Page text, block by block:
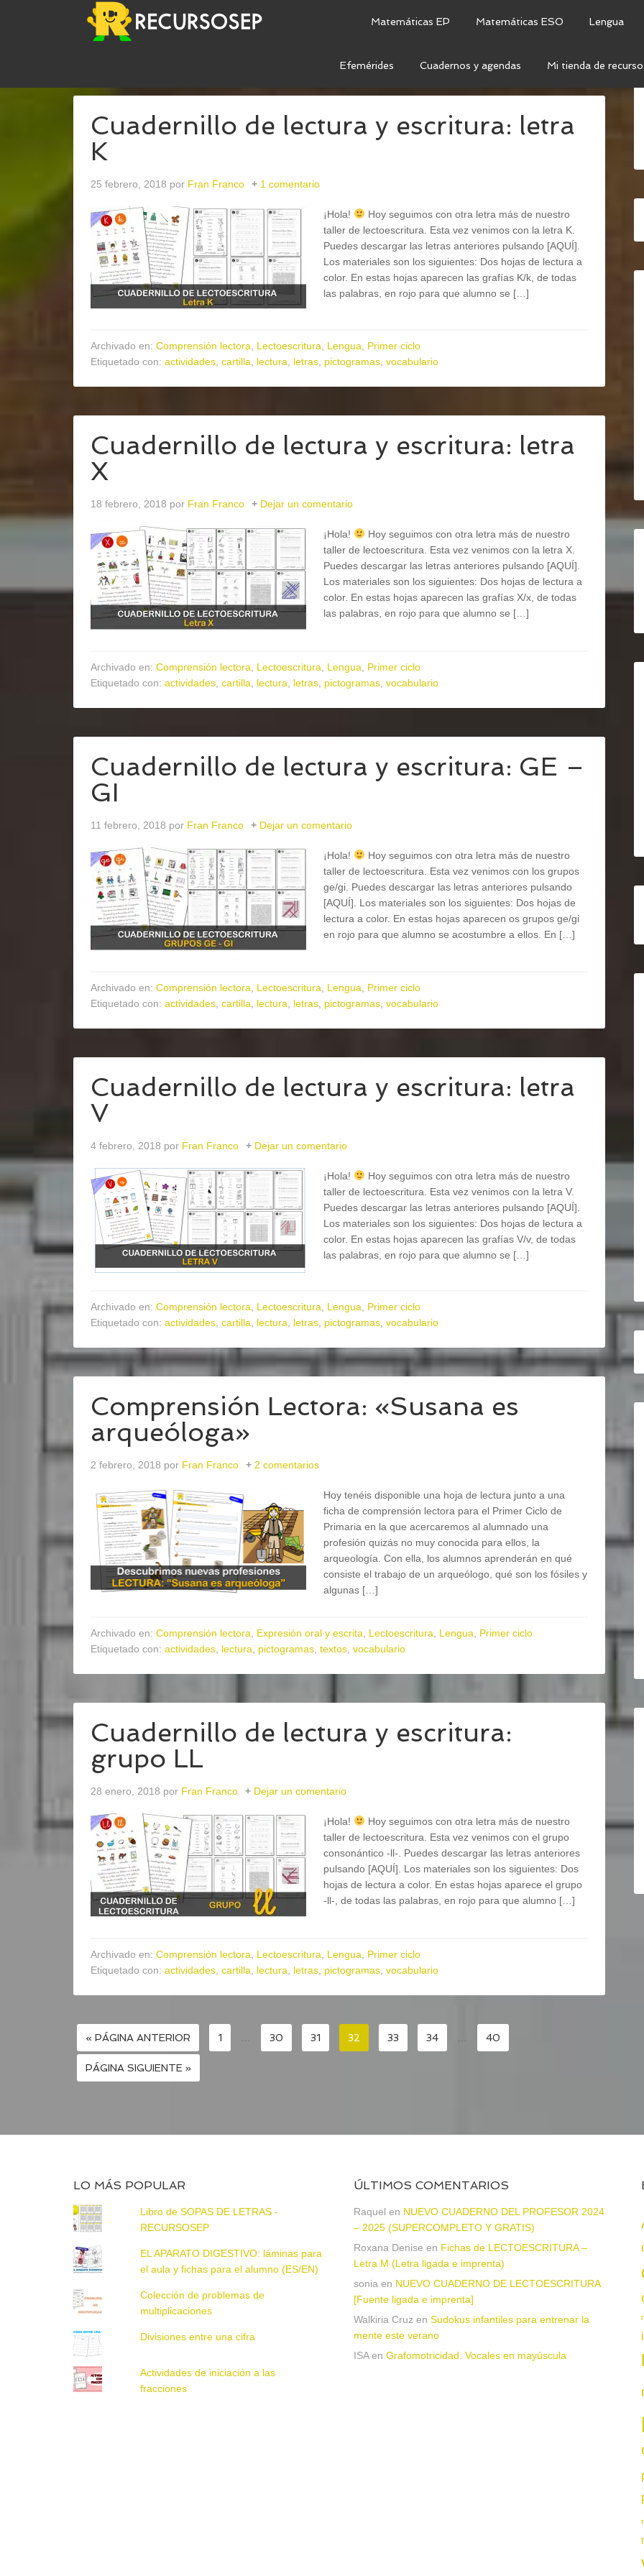
Matemáticas EP Matemáticas ESO Lengua
Efemérides Cuadernos y agendas Mi tienda de
COMPRENSIÓN LECTORA
Cuadernillo de lectura y escritura: letra
K
25 febrero, 2018 por Fran Franco 1 comentario
¡Hola!
Hoy seguimos con otra letra más de nuestro
taller de lectoescritura. Esta vez venimos con la letra K.
Puedes descargar las letras anteriores pulsando [AQUÍ].
Los materiales son los siguientes: Dos hojas de lectura a
color. En estas hojas aparecen las grafías K/k, de todas
las palabras, en rojo para que alumno se […]
Archivado en: Comprensión lectora Lectoescritura Lengua
Primer ciclo
Etiquetado con: actividades cartilla lectura letras pictogramas vocabulario
Cuadernillo de lectura y escritura: letra
X
18 febrero, 2018 por Fran Franco Dejar un comentario
¡Hola!
Hoy seguimos con otra letra más de nuestro
taller de lectoescritura. Esta vez venimos con la letra X.
Puedes descargar las letras anteriores pulsando [AQUÍ].
Los materiales son los siguientes: Dos hojas de lectura a
color. En estas hojas aparecen las grafías X/x, de todas
las palabras, en rojo para que alumno se […]
Archivado en: Comprensión lectora Lectoescritura Lengua
Primer ciclo
Etiquetado con: actividades cartilla lectura letras pictogramas vocabulario
Cuadernillo de lectura y escritura: GE –
GI
11 febrero, 2018 por Fran Franco Dejar un comentario
¡Hola!
Hoy seguimos con otra letra más de nuestro
taller de lectoescritura. Esta vez venimos con los grupos
ge/gi. Puedes descargar las letras anteriores pulsando
[AQUÍ]. Los materiales son los siguientes: Dos hojas de
lectura a color. En estas hojas aparecen os grupos ge/gi
en rojo para que alumno se acostumbre a ellos. En […]
Archivado en: Comprensión lectora Lectoescritura Lengua
Primer ciclo
Etiquetado con: actividades cartilla lectura letras pictogramas vocabulario
Cuadernillo de lectura y escritura: letra
V
4 febrero, 2018 por Fran Franco Dejar un comentario
¡Hola!
Hoy seguimos con otra letra más de nuestro
taller de lectoescritura. Esta vez venimos con la letra V.
Puedes descargar las letras anteriores pulsando [AQUÍ].
Los materiales son los siguientes: Dos hojas de lectura a
color. En estas hojas aparecen las grafías V/v, de todas
las palabras, en rojo para que alumno se […]
Archivado en: Comprensión lectora Lectoescritura Lengua
Primer ciclo
Etiquetado con: actividades cartilla lectura letras pictogramas vocabulario
Comprensión Lectora: «Susana es
arqueóloga»
2 febrero, 2018 por Fran Franco 2 comentarios
Hoy tenéis disponible una hoja de lectura junto a una
ficha de comprensión lectora para el Primer Ciclo de
Primaria en la que acercaremos al alumnado una
profesión quizás no muy conocida para ellos, la
arqueología. Con ella, los alumnos aprenderán en qué
consiste el trabajo de un arqueólogo, qué son los fósiles y
algunas […]
Archivado en: Comprensión lectora Expresión oral y escrita Lectoescritura Lengua
Primer ciclo
Etiquetado con: actividades lectura pictogramas textos vocabulario
Cuadernillo de lectura y escritura:
grupo LL
28 enero, 2018 por Fran Franco Dejar un comentario
¡Hola!
Hoy seguimos con otra letra más de nuestro
taller de lectoescritura. Esta vez venimos con el grupo
consonántico -ll-. Puedes descargar las letras anteriores
pulsando [AQUÍ]. Los materiales son los siguientes: Dos
hojas de lectura a color. En estas hojas aparece el grupo
-ll-, de todas las palabras, en rojo para que alumno […]
Archivado en: Comprensión lectora Lectoescritura Lengua
Primer ciclo
Etiquetado con: actividades cartilla lectura letras pictogramas vocabulario
« PÁGINA ANTERIOR 1 30 31 32 33 34 40
PÁGINA SIGUIENTE »
LO MÁS POPULAR
Libro de SOPAS DE LETRAS -
RECURSOSEP
EL APARATO DIGESTIVO: láminas para
el aula y fichas para el alumno (ES/EN)
Colección de problemas de
multiplicaciones
Divisiones entre una cifra
Actividades de iniciación a las
fracciones
ÚLTIMOS COMENTARIOS
Raquel en NUEVO CUADERNO DEL PROFESOR 2024
– 2025 (SUPERCOMPLETO Y GRATIS)
Roxana Denise en Fichas de LECTOESCRITURA –
Letra M (Letra ligada e imprenta)
sonia en NUEVO CUADERNO DE LECTOESCRITURA
[Fuente ligada e imprenta]
Walkiria Cruz en Sudokus infantiles para entrenar la
mente este verano
ISAen Grafomotricidad. Vocales en mayúscula